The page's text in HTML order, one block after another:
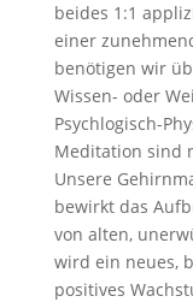
beides 1:1
einer
benötigen wir
Wissen- oder
Psychlogisch-
Meditation sind
Unsere
bewirkt das
von alten,
wird ein neues,
positives